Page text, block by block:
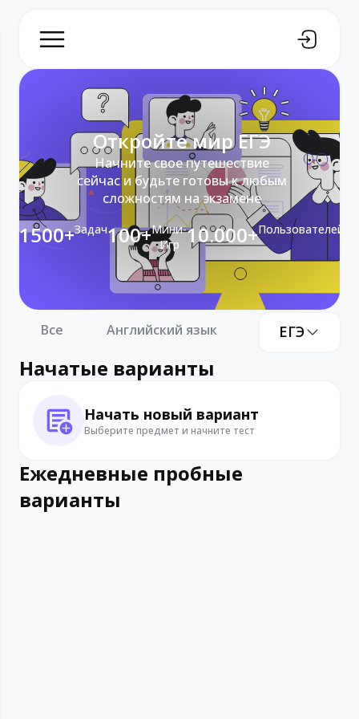
Откройте мир ЕГЭ
Начните свое путешествие
сейчас и будьте готовы к любым
сложностям на экзамене
1500+Задач100+Мини-
Игр 10.000+Пользователей
Все Английский язык Информатика
ЕГЭ
Начатые варианты
Начать новый вариант
Выберите предмет и начните тест
Ежедневные пробные
варианты